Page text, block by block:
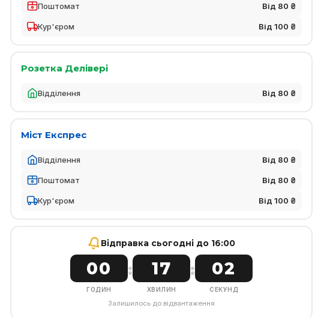
Поштомат Від 80 ₴
Кур'єром Від 100 ₴
Розетка Делівері
Відділення Від 80 ₴
Міст Експрес
Відділення Від 80 ₴
Поштомат Від 80 ₴
Кур'єром Від 100 ₴
Відправка сьогодні до 16:00
00
ГОДИН
: 17
ХВИЛИН
: 01
СЕКУНД
Залишилось до відвантаження